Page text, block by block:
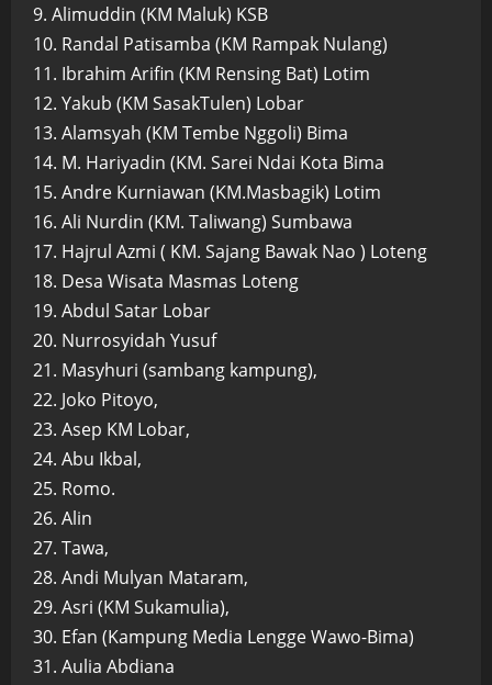
9. Alimuddin (KM Maluk) KSB
10. Randal Patisamba (KM Rampak Nulang)
11. Ibrahim Arifin (KM Rensing Bat) Lotim
12. Yakub (KM SasakTulen) Lobar
13. Alamsyah (KM Tembe Nggoli) Bima
14. M. Hariyadin (KM. Sarei Ndai Kota Bima
15. Andre Kurniawan (KM.Masbagik) Lotim
16. Ali Nurdin (KM. Taliwang) Sumbawa
17. Hajrul Azmi ( KM. Sajang Bawak Nao ) Loteng
18. Desa Wisata Masmas Loteng
19. Abdul Satar Lobar
20. Nurrosyidah Yusuf
21. Masyhuri (sambang kampung),
22. Joko Pitoyo,
23. Asep KM Lobar,
24. Abu Ikbal,
25. Romo.
26. Alin
27. Tawa,
28. Andi Mulyan Mataram,
29. Asri (KM Sukamulia),
30. Efan (Kampung Media Lengge Wawo-Bima)
31. Aulia Abdiana